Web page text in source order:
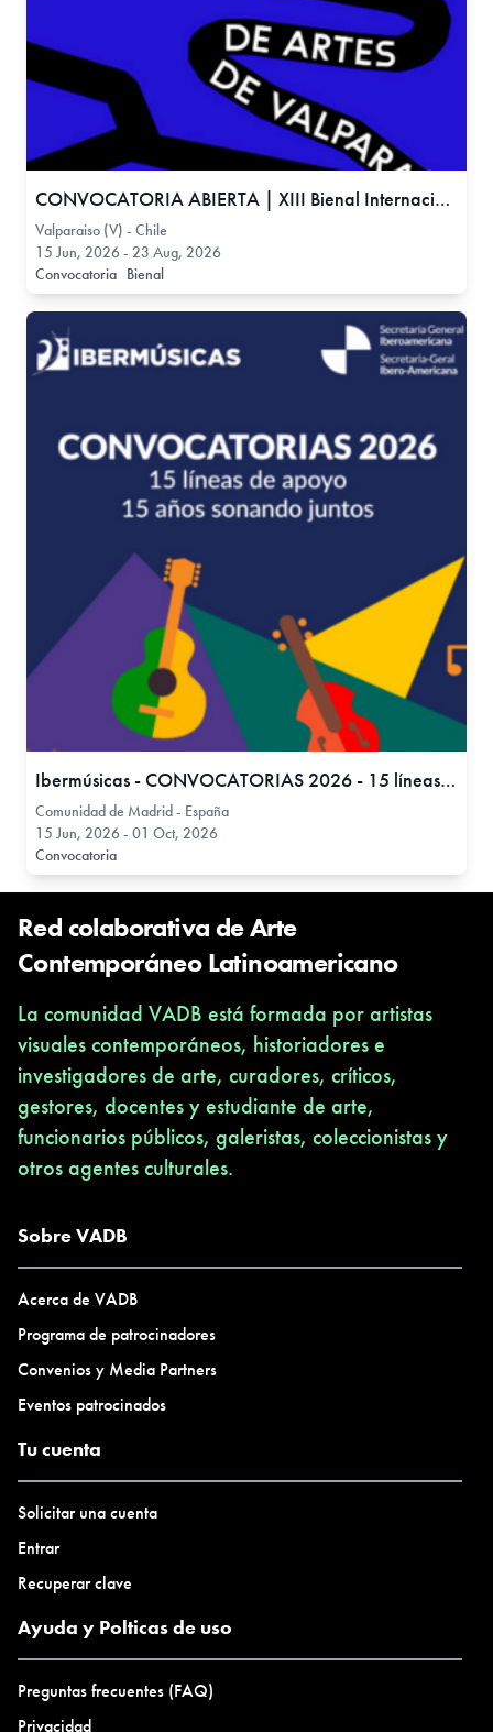
CONVOCATORIA ABIERTA | XIII Bienal Internacional de Artes de Valparaíso
Valparaiso (V) - Chile
15 Jun, 2026 - 23 Aug, 2026
Convocatoria Bienal
Ibermúsicas - CONVOCATORIAS 2026 - 15 líneas de apoyo
Comunidad de Madrid - España
15 Jun, 2026 - 01 Oct, 2026
Convocatoria
Red colaborativa de Arte
Contemporáneo Latinoamericano
La comunidad VADB está formada por artistas
visuales contemporáneos, historiadores e
investigadores de arte, curadores, críticos,
gestores, docentes y estudiante de arte,
funcionarios públicos, galeristas, coleccionistas y
otros agentes culturales.
Sobre VADB
Acerca de VADB
Programa de patrocinadores
Convenios y Media Partners
Eventos patrocinados
Tu cuenta
Solicitar una cuenta
Entrar
Recuperar clave
Ayuda y Polticas de uso
Preguntas frecuentes (FAQ)
Privacidad